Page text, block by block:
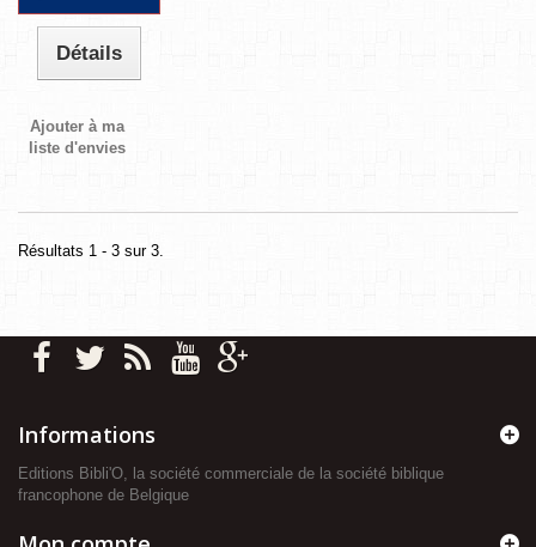
Détails
Ajouter à ma
liste d'envies
Résultats 1 - 3 sur 3.
Informations
Editions Bibli'O, la société commerciale de la société biblique
francophone de Belgique